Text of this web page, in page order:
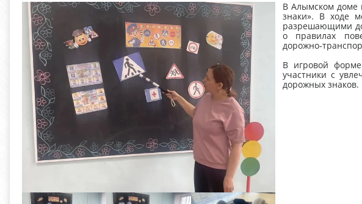
В Алымском доме
знаки». В ходе
разрешающими
о правилах
В игровой
участники с
дорожных знаков.